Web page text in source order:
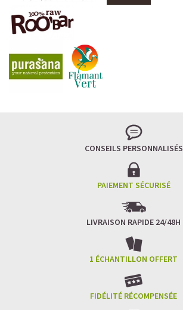
CONSEILS PERSONNALISÉS
PAIEMENT SÉCURISÉ
LIVRAISON RAPIDE 24/48H
1 ÉCHANTILLON OFFERT
FIDÉLITÉ RÉCOMPENSÉE